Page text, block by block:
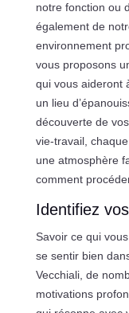
notre fonction ou
également de
environnement
vous proposons
qui vous aideront
un lieu
découverte de
vie-travail,
une atmosphère
comment
Identifiez
Savoir ce qui
se sentir bien
Vecchiali, de
motivations